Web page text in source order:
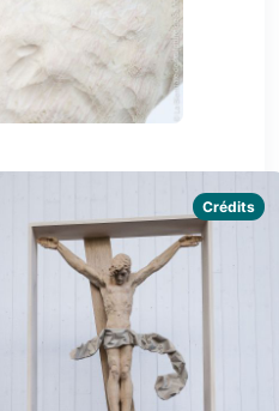
Crédits